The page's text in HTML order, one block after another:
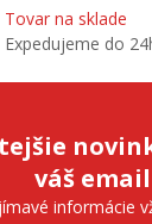
Tovar na sklade
Expedujeme do
váš email
informácie